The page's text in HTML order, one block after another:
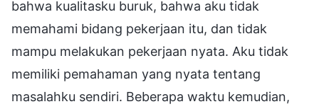
bahwa kualitasku buruk, bahwa aku tidak
memahami bidang pekerjaan itu, dan tidak
mampu melakukan pekerjaan nyata. Aku tidak
memiliki pemahaman yang nyata tentang
masalahku sendiri. Beberapa waktu kemudian,